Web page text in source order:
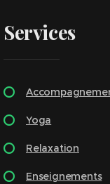
Services
Yoga
Relaxation
Enseignements